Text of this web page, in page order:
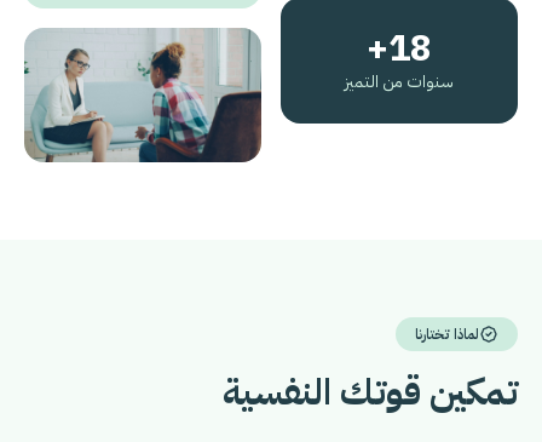
18+
سنوات من التميز
لماذا تختارنا
تمكين قوتك النفسية